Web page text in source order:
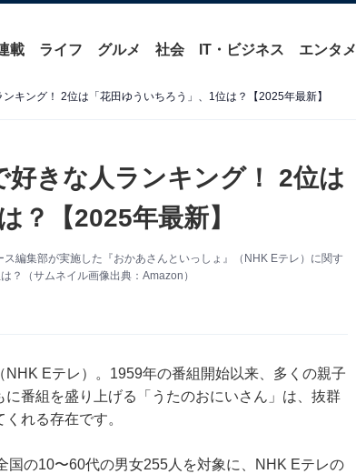
載 ライフ グルメ 社会 IT・ビジネス エンタメ
キング！ 2位は「花田ゆういちろう」、1位は？【2025年最新】
きな人ランキング！ 2位は
？【2025年最新】
編集部が実施した『おかあさんといっしょ』（NHK Eテレ）に関す
？（サムネイル画像出典：Amazon）
Eテレ）。1959年の番組開始以来、多くの親子
番組を盛り上げる「うたのおにいさん」は、抜群
れる存在です。
の10〜60代の男女255人を対象に、NHK Eテレの